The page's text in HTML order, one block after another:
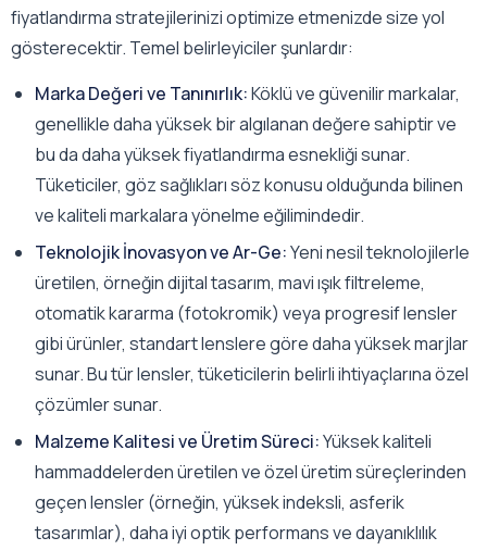
fiyatlandırma stratejilerinizi optimize etmenizde size yol
gösterecektir. Temel belirleyiciler şunlardır:
Marka Değeri ve Tanınırlık:Köklü ve güvenilir markalar,
genellikle daha yüksek bir algılanan değere sahiptir ve
bu da daha yüksek fiyatlandırma esnekliği sunar.
Tüketiciler, göz sağlıkları söz konusu olduğunda bilinen
ve kaliteli markalara yönelme eğilimindedir.
Teknolojik İnovasyon ve Ar-Ge:Yeni nesil teknolojilerle
üretilen, örneğin dijital tasarım, mavi ışık filtreleme,
otomatik kararma (fotokromik) veya progresif lensler
gibi ürünler, standart lenslere göre daha yüksek marjlar
sunar. Bu tür lensler, tüketicilerin belirli ihtiyaçlarına özel
çözümler sunar.
Malzeme Kalitesi ve Üretim Süreci:Yüksek kaliteli
hammaddelerden üretilen ve özel üretim süreçlerinden
geçen lensler (örneğin, yüksek indeksli, asferik
tasarımlar), daha iyi optik performans ve dayanıklılık